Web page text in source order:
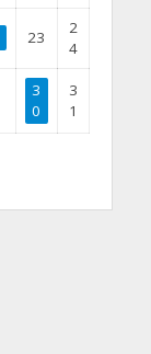
23
2
4
3
0
3
1